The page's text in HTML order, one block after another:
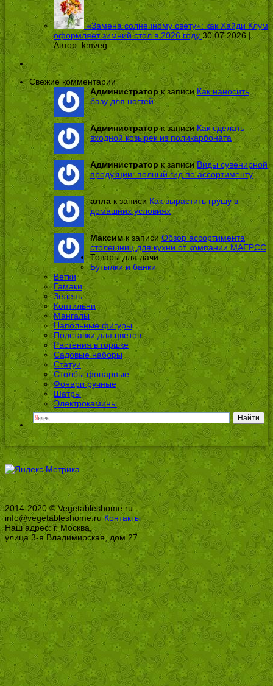
«Замена солнечному свету»: как Хайди Клум
оформляет зимний стол в 2026 году 30.07.2026 |
Автор: kmveg
Свежие комментарии
Администраторк записиКак наносить
базу для ногтей
Администраторк записиКак сделать
входной козырек из поликарбоната
Администратор к записиВиды сувенирной
продукции: полный гид по ассортименту
алла к записи Как вырастить грушу в
домашних условиях
Максимк записиОбзор ассортимента
столешниц для кухни от компании МАЕРСС
Товары для дачи
Бутылки и банки
Ветки
Гамаки
Зелень
Коптильни
Мангалы
Напольные фигуры
Подставки для цветов
Растения в горшке
Садовые наборы
Статуи
Столбы фонарные
Фонари ручные
Шатры
Электрокамины
2014-2020 © Vegetableshome.ru
info@vegetableshome.ruКонтакты
Наш адрес: г. Москва,
улица 3-я Владимирская, дом 27